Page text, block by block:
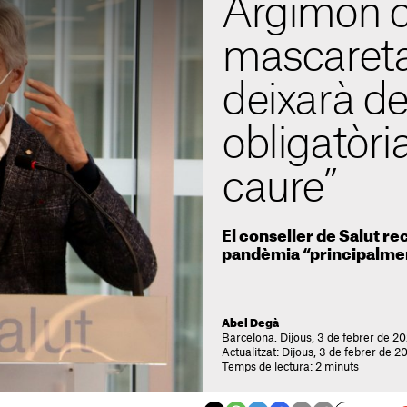
Argimon
deixarà
caure”
El conseller de Salut
pandèmia
Abel Degà
Barcelona. Dijous, 3 de febrer de
Actualitzat: Dijous, 3 de febrer de
Temps de lectura: 2 minuts